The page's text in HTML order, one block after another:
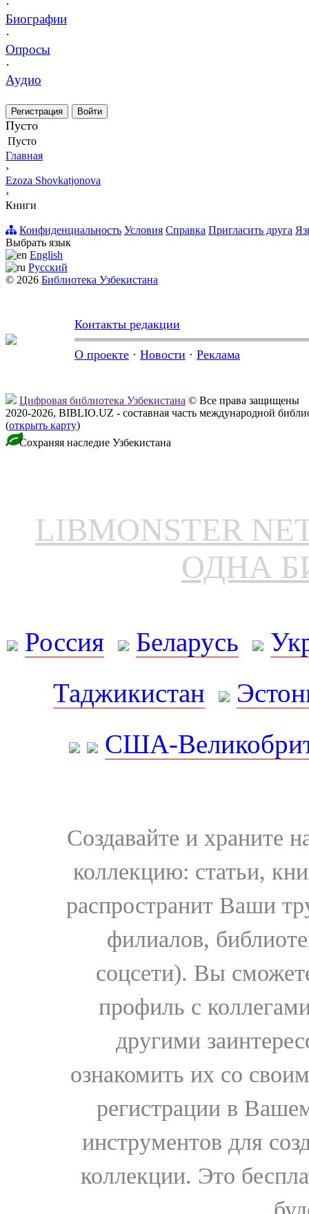
·
Биографии
·
Опросы
·
Аудио
Регистрация Войти
Пусто
Пусто
Главная
›
Ezoza Shovkatjonova
›
Книги
Конфиденциальность Условия Справка Пригласить друга
Выбрать язык
English
Русский
© 2026 Библиотека Узбекистана
Контакты редакции
О проекте · Новости · Реклама
Цифровая библиотека Узбекистана © Все права защищены
2020-2026, BIBLIO.UZ - составная часть международной
(открыть карту)
Сохраняя наследие Узбекистана
LIBMONSTER
ОДНА
Россия Беларусь
Таджикистан
США-
Создавайте и храните
коллекцию: статьи,
распространит Ваши
филиалов,
соцсети). Вы
профиль с
другими
ознакомить их со
регистрации в
инструментов для
коллекции. Это